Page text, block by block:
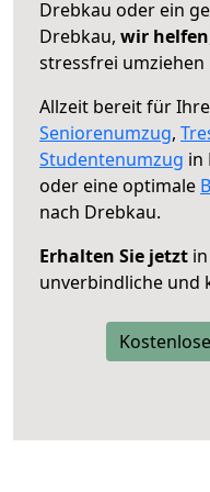
Drebkau oder ein
Drebkau, wir helfen
stressfrei umziehen
Allzeit bereit für
Seniorenumzug,
Studentenumzug in
oder eine optimale
nach Drebkau.
Erhalten Sie jetzt
unverbindliche und